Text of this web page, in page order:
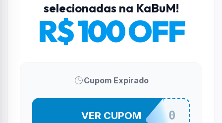
selecionadas na KaBuM!
R$ 100 OFF
Cupom Expirado
LEN100
VER CUPOM